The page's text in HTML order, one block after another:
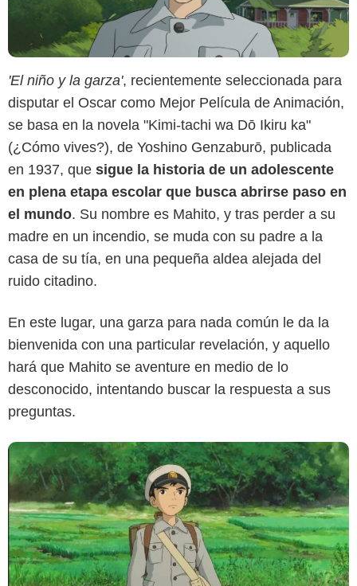
'El niño y la garza', recientemente seleccionada para
disputar el Oscar como Mejor Película de Animación,
se basa en la novela "Kimi-tachi wa Dō Ikiru ka"
(¿Cómo vives?), de Yoshino Genzaburō, publicada
en 1937, que sigue la historia de un adolescente
en plena etapa escolar que busca abrirse paso en
el mundo. Su nombre es Mahito, y tras perder a su
madre en un incendio, se muda con su padre a la
casa de su tía, en una pequeña aldea alejada del
ruido citadino.
En este lugar, una garza para nada común le da la
bienvenida con una particular revelación, y aquello
hará que Mahito se aventure en medio de lo
desconocido, intentando buscar la respuesta a sus
preguntas.
Studio Ghibli